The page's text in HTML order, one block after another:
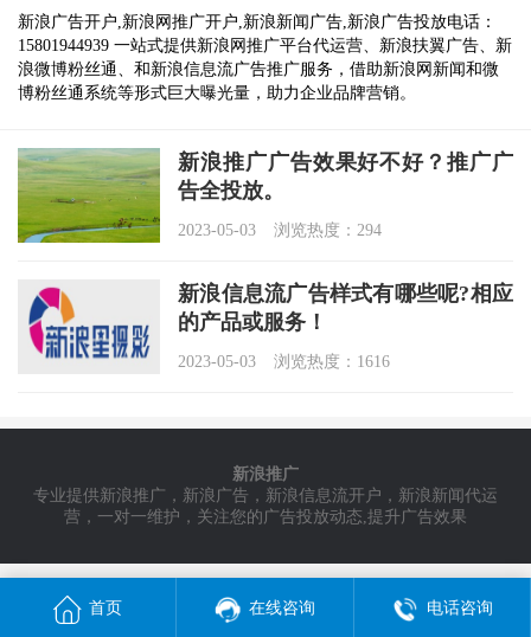
新浪广告开户,新浪网推广开户,新浪新闻广告,新浪广告投放电话：
15801944939 一站式提供新浪网推广平台代运营、新浪扶翼广告、新
浪微博粉丝通、和新浪信息流广告推广服务，借助新浪网新闻和微
博粉丝通系统等形式巨大曝光量，助力企业品牌营销。
新浪推广广告效果好不好？推广广
告全投放。
2023-05-03 浏览热度：294
新浪信息流广告样式有哪些呢?相应
的产品或服务！
2023-05-03 浏览热度：1616
新浪推广
专业提供新浪推广，新浪广告，新浪信息流开户，新浪新闻代运
营，一对一维护，关注您的广告投放动态,提升广告效果